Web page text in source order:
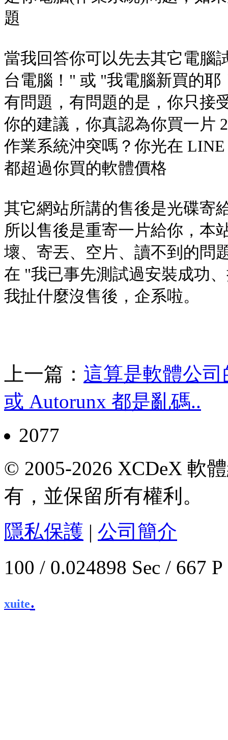
題
當我回答你可以先去其它電腦
台電腦！" 或 "我電腦新買的
有問題，有問題的是，你只接
你的建議，你真認為你買一片
作業系統沖突嗎？你光在
都超過你買的軟體價格
其它網站所講的售後是光碟寄
所以售後是重寄一片給你，本
壞、寄丟、空片、讀不到的問
在 "我已事先測試過安裝成功
我扯什麼沒售後，企系啦。
上一篇： 這算是軟體公
或 Autorunx 都是亂碼..
2077
© 2005-2026 XCDeX 軟
有，並保留所有權利。
隱私保護 | 公司簡介
100 / 0.024898 Sec / 667
xuite.